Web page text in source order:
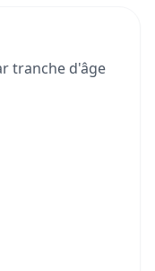
tranche d'âge